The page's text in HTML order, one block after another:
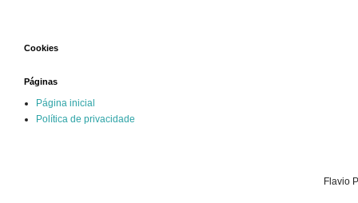
Cookies
Páginas
Página inicial
Política de privacidade
Flavio